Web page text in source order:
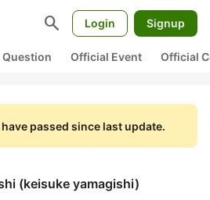
search Login Signup
Question Official Event Official
passed since last update.
(keisuke yamagishi)